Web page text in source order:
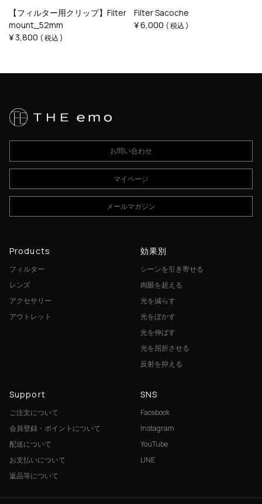
【フィルター用クリップ】Filter
mount_52mm
¥3,800 税込
Filter Sacoche
¥6,000 税込
お問い合わせ
マイページ
メールマガジン
Products
フィルター
レンズ
アクセサリー
アウトレット
効果別
シーンを引き寄せる
肉眼を超える
光を減らす
光をぼかす
光を伸ばす
光を屈折させる
反射を抑える
Support
ご注文について
会員登録・ポイントについて
配送について
お支払いについて
返品等について
SNS
Facebook
Instagram
YouTube
LINE